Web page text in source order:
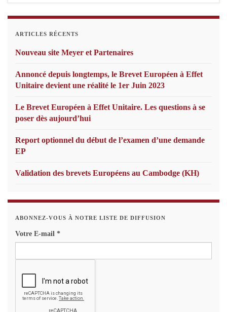
ARTICLES RÉCENTS
Nouveau site Meyer et Partenaires
Annoncé depuis longtemps, le Brevet Européen à Effet
Unitaire devient une réalité le 1er Juin 2023
Le Brevet Européen à Effet Unitaire. Les questions à se
poser dès aujourd’hui
Report optionnel du début de l’examen d’une demande
EP
Validation des brevets Européens au Cambodge (KH)
ABONNEZ-VOUS À NOTRE LISTE DE DIFFUSION
Votre E-mail *